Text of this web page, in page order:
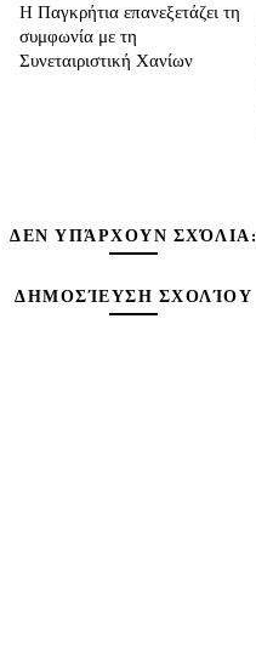
H Παγκρήτια επανεξετάζει τη
συμφωνία με τη
Συνεταιριστική Χανίων
ΔΕΝ ΥΠΆΡΧΟΥΝ ΣΧΌΛΙΑ:
ΔΗΜΟΣΊΕΥΣΗ ΣΧΟΛΊΟΥ